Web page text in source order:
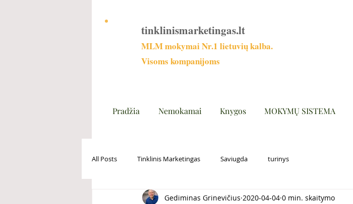
tinklinismarketingas.lt
MLM mokymai Nr.1 lietuvių kalba.
Visoms kompanijoms
Pradžia Nemokamai Knygos MOKYMŲ SISTEMA
All Posts Tinklinis Marketingas Saviugda turinys
Gediminas Grinevičius 2020-04-04 0 min. skaitymo